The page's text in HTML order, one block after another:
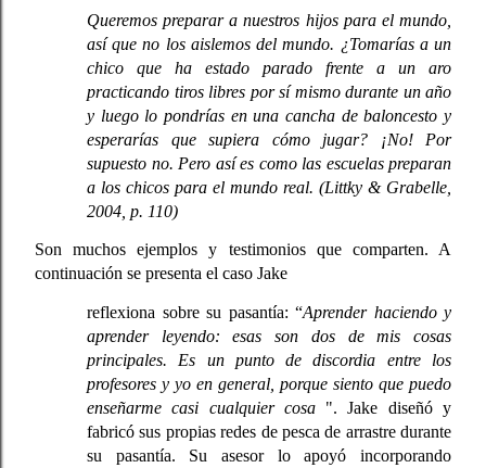
Queremos preparar a nuestros hijos para el mundo,
así que no los aislemos del mundo. ¿Tomarías a un
chico que ha estado parado frente a un aro
practicando tiros libres por sí mismo durante un año
y luego lo pondrías en una cancha de baloncesto y
esperarías que supiera cómo jugar? ¡No! Por
supuesto no. Pero así es como las escuelas preparan
a los chicos para el mundo real. (Littky & Grabelle,
2004, p. 110)
Son muchos ejemplos y testimonios que comparten. A
continuación se presenta el caso Jake
reflexiona sobre su pasantía: “Aprender haciendo y
aprender leyendo: esas son dos de mis cosas
principales. Es un punto de discordia entre los
profesores y yo en general, porque siento que puedo
enseñarme casi cualquier cosa ". Jake diseñó y
fabricó sus propias redes de pesca de arrastre durante
su pasantía. Su asesor lo apoyó incorporando